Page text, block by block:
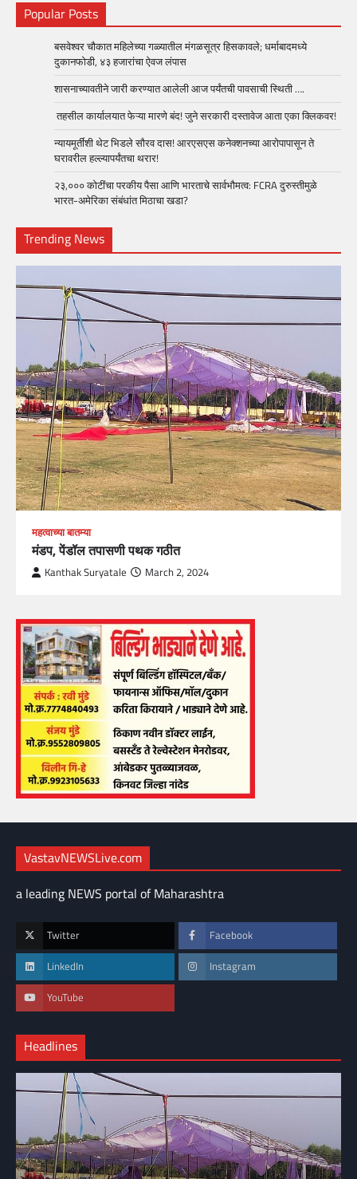
Popular Posts
बसवेश्वर चौकात महिलेच्या गळ्यातील मंगळसूत्र हिसकावले; धर्माबादमध्ये
दुकानफोडी, ४३ हजारांचा ऐवज लंपास
शासनाच्यावतीने जारी करण्यात आलेली आज पर्यंतची पावसाची स्थिती ….
तहसील कार्यालयात फेऱ्या मारणे बंद! जुने सरकारी दस्तावेज आता एका क्लिकवर!
न्यायमूर्तींशी थेट भिडले सौरव दास! आरएसएस कनेक्शनच्या आरोपापासून ते
घरावरील हल्ल्यापर्यंतचा थरार!
२३,००० कोटींचा परकीय पैसा आणि भारताचे सार्वभौमत्व: FCRA दुरुस्तीमुळे
भारत-अमेरिका संबंधांत मिठाचा खडा?
Trending News
महत्वाच्या बातम्या
मंडप, पेंडॉल तपासणी पथक गठीत
Kanthak Suryatale March 2, 2024
VastavNEWSLive.com
a leading NEWS portal of Maharashtra
Twitter Facebook
LinkedIn Instagram
YouTube
Headlines